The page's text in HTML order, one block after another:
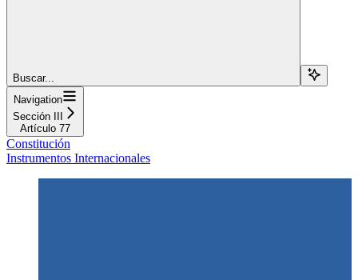
Buscar...
Navigation
Sección III
Artículo 77
Constitución
Instrumentos Internacionales